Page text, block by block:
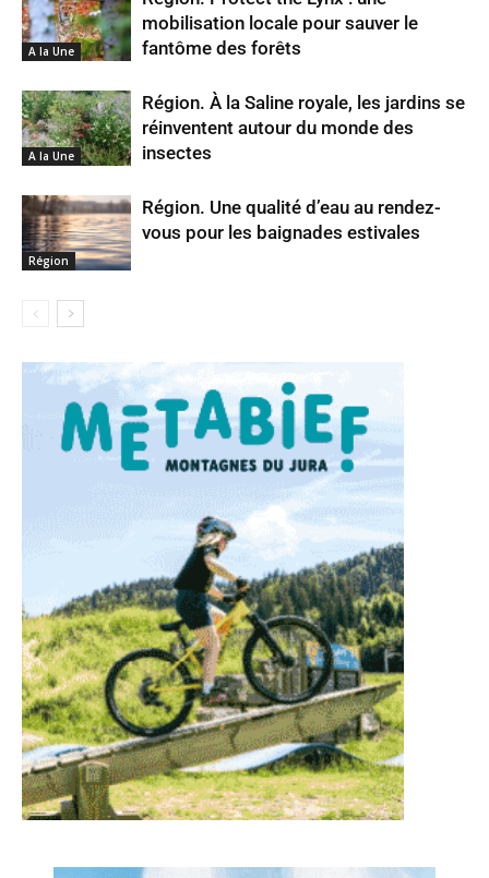
A la Une
mobilisation locale pour sauver le
fantôme des forêts
A la Une
Région. À la Saline royale, les jardins se
réinventent autour du monde des
insectes
Région
Région. Une qualité d’eau au rendez-
vous pour les baignades estivales